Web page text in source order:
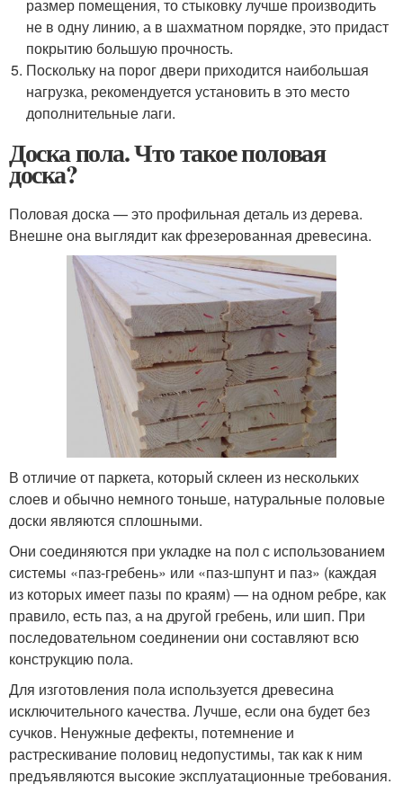
размер помещения, то стыковку лучше производить
не в одну линию, а в шахматном порядке, это придаст
покрытию большую прочность.
Поскольку на порог двери приходится наибольшая
нагрузка, рекомендуется установить в это место
дополнительные лаги.
Доска пола. Что такое половая
доска?
Половая доска — это профильная деталь из дерева.
Внешне она выглядит как фрезерованная древесина.
В отличие от паркета, который склеен из нескольких
слоев и обычно немного тоньше, натуральные половые
доски являются сплошными.
Они соединяются при укладке на пол с использованием
системы «паз-гребень» или «паз-шпунт и паз» (каждая
из которых имеет пазы по краям) — на одном ребре, как
правило, есть паз, а на другой гребень, или шип. При
последовательном соединении они составляют всю
конструкцию пола.
Для изготовления пола используется древесина
исключительного качества. Лучше, если она будет без
сучков. Ненужные дефекты, потемнение и
растрескивание половиц недопустимы, так как к ним
предъявляются высокие эксплуатационные требования.